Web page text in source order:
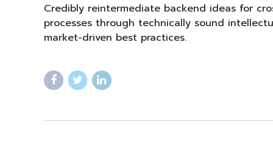
Credibly reintermediate backend ideas for
processes through technically sound
market-driven best practices.